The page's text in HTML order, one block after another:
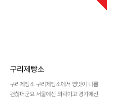
구리제빵소
구리제빵소 구리제빵소에서 빵맛이 나름
괜찮더군요 서울에선 외곽이고 경기에선